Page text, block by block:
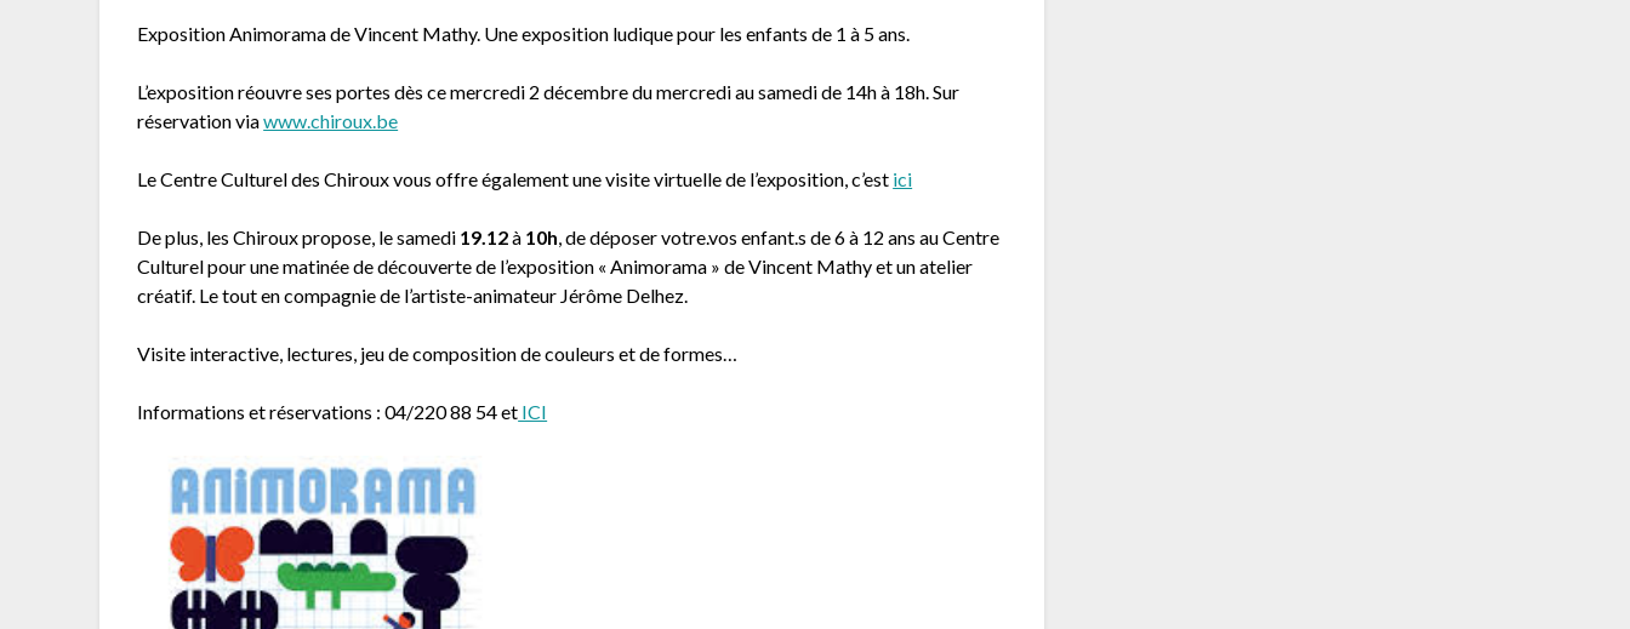
Exposition Animorama de Vincent Mathy. Une exposition ludique pour les enfants de 1 à 5 ans.
L’exposition réouvre ses portes dès ce mercredi 2 décembre du mercredi au samedi de 14h à 18h. Sur
réservation viawww.chiroux.be
Le Centre Culturel des Chiroux vous offre également une visite virtuelle de l’exposition, c’est ici
De plus, les Chiroux propose, le samedi 19.12à 10h, de déposer votre.vos enfant.s de 6 à 12 ans au Centre
Culturel pour une matinée de découverte de l’exposition « Animorama » de Vincent Mathy et un atelier
créatif. Le tout en compagnie de l’artiste-animateur Jérôme Delhez.
Visite interactive, lectures, jeu de composition de couleurs et de formes…
Informations et réservations : 04/220 88 54 et ICI